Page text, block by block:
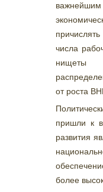
числа
от роста
пришли к
развития
более